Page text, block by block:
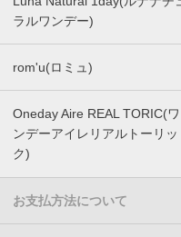
ラルワンデー)
rom'u(ロミュ)
Oneday Aire REAL TORIC(ワ
ンデーアイレリアルトーリッ
ク)
お支払方法について